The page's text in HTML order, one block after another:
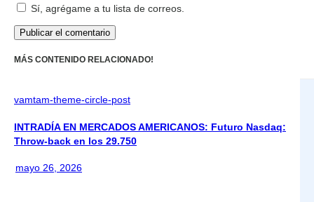
Sí, agrégame a tu lista de correos.
MÁS CONTENIDO RELACIONADO!
vamtam-theme-circle-post
INTRADÍA EN MERCADOS AMERICANOS: Futuro Nasdaq:
Throw-back en los 29.750
mayo 26, 2026